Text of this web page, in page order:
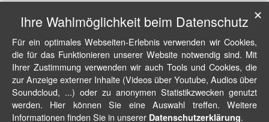
Ihre Wahlmöglichkeit beim Datenschutz
Für ein optimales Webseiten-Erlebnis verwenden wir Cookies,
die für das Funktionieren unserer Website notwendig sind. Mit
Ihrer Zustimmung verwenden wir auch Tools und Cookies, die
zur Anzeige externer Inhalte (Videos über Youtube, Audios über
Soundcloud, ...) oder zu anonymen Statistikzwecken genutzt
werden. Hier können Sie eine Auswahl treffen. Weitere
Informationen finden Sie in unserer Datenschutzerklärung.
✕